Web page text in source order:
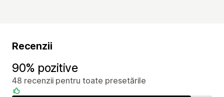
Recenzii
90% pozitive
48 recenzii pentru toate presetările